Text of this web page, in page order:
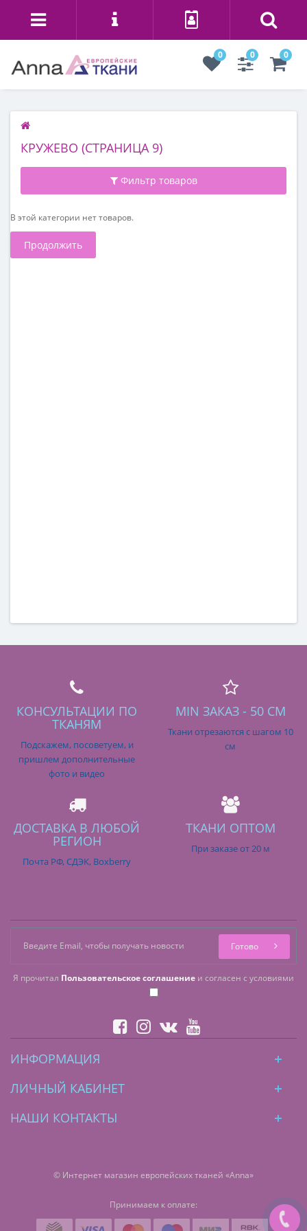
0 0 0
КРУЖЕВО (СТРАНИЦА 9)
Фильтр товаров
В этой категории нет товаров.
Продолжить
КОНСУЛЬТАЦИИ ПО
ТКАНЯМ
Подскажем, посоветуем, и
пришлем дополнительные
фото и видео
MIN ЗАКАЗ - 50 СМ
Ткани отрезаются с шагом 10
см
ДОСТАВКА В ЛЮБОЙ
РЕГИОН
Почта РФ, СДЭК, Boxberry
ТКАНИ ОПТОМ
При заказе от 20 м
Я прочитал Пользовательское соглашение и согласен с условиями
Готово
ИНФОРМАЦИЯ
ЛИЧНЫЙ КАБИНЕТ
НАШИ КОНТАКТЫ
© Интернет магазин европейских тканей «Anna»
Принимаем к оплате: